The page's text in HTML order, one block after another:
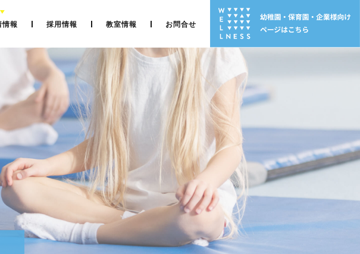
情報 採用情報 教室情報 お問合せ